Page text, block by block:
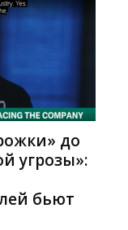
до
угрозы»:
бьют